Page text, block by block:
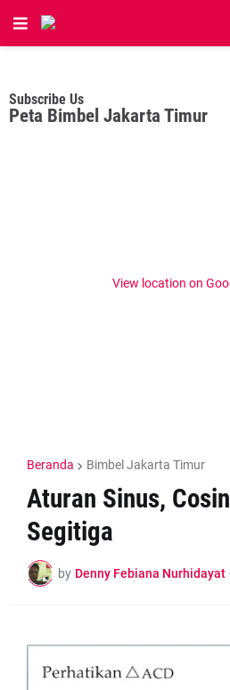
Subscribe Us
Peta Bimbel Jakarta Timur
View location on
Beranda Bimbel Jakarta Timur
Aturan Sinus,
Segitiga
by Denny Febiana Nurhidayat